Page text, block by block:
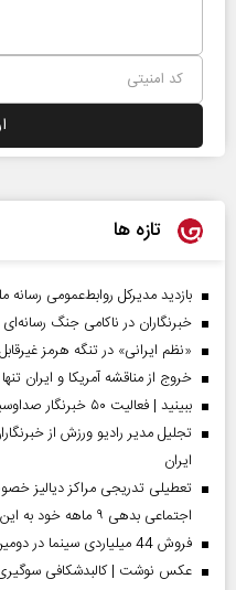
تازه ها
بازدید مدیرکل روابط‌عمومی رسانه
خبرنگاران در ناکامی جنگ
«نظم ایرانی» در تنگه هرمز
خروج از مناقشه آمریکا و ایران
ببینید | فعالیت ۵۰ خبرنگار صداوسیما به صورت خوداتکا در ایام جنگ
تجلیل مدیر رادیو ورزش از
ایران
تعطیلی تدریجی مراکز دیالیز
اجتماعی بدهی ۹ ماهه خود به این مراکز را پرداخت کند
فروش 44 میلیاردی سینما در دومین هفته‌ی مرداد
عکس نوشت | کالبدشکافی سوگیری